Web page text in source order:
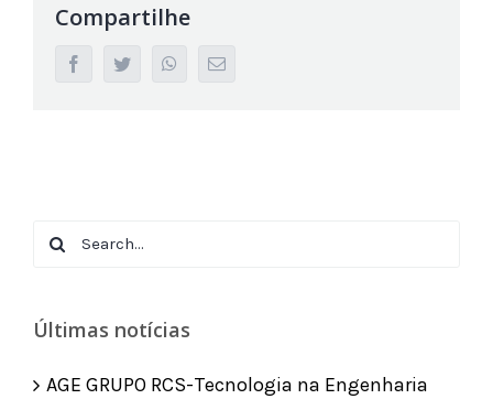
Compartilhe
facebooktwitter whatsappEmail
Search
Últimas notícias
AGE GRUPO RCS-Tecnologia na Engenharia